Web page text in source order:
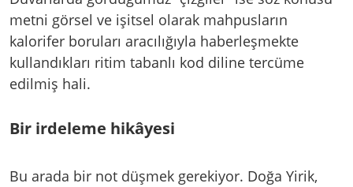
metni görsel ve işitsel olarak mahpusların
kalorifer boruları aracılığıyla haberleşmekte
kullandıkları ritim tabanlı kod diline tercüme
edilmiş hali.
Bir irdeleme hikâyesi
Bu arada bir not düşmek gerekiyor. Doğa Yirik,